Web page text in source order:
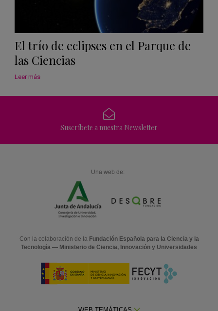
El trío de eclipses en el Parque de
las Ciencias
Leer más
Suscríbete a nuestra Newsletter
Una web de:
Con la colaboración de la Fundación Española para la Ciencia y la
Tecnología — Ministerio de Ciencia, Innovación y Universidades